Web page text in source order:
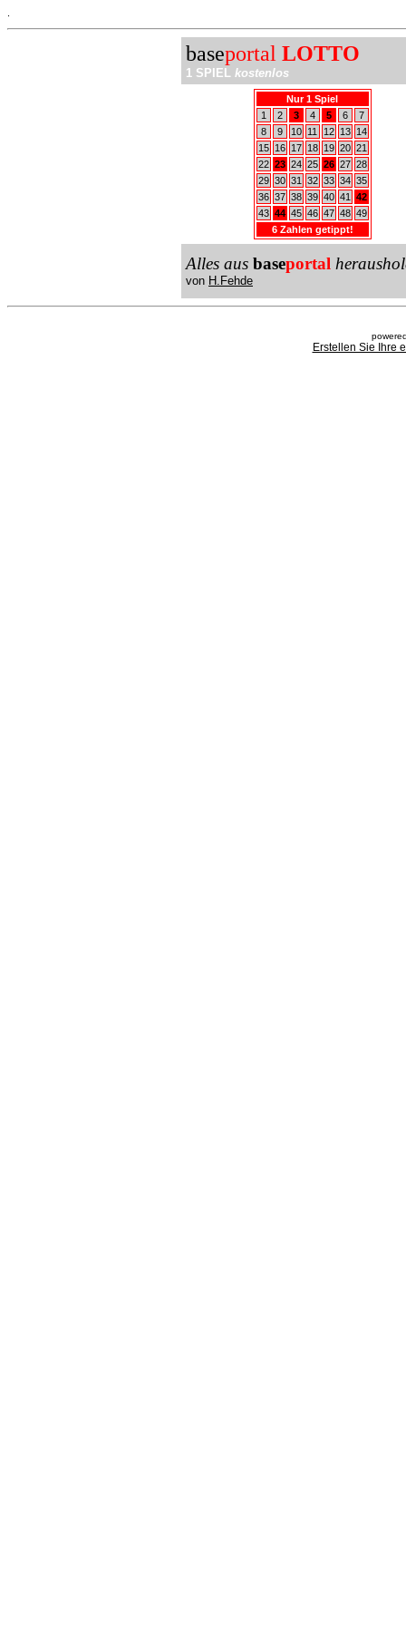
baseportal LOTTO
1 SPIEL kostenlos
Nur 1 Spiel
1
2 3 4 5 6
7
8
9 10 11 12 13
14
15
16 17 18 19 20 21
22 23 24 25 26 27 28
29 30 31 32 33 34 35
36 37 38 39 40 41
42
43 44 45 46 47 48 49
6 Zahlen getippt!
Alles aus baseportal
von H.Fehde
Erstellen Sie Ihre